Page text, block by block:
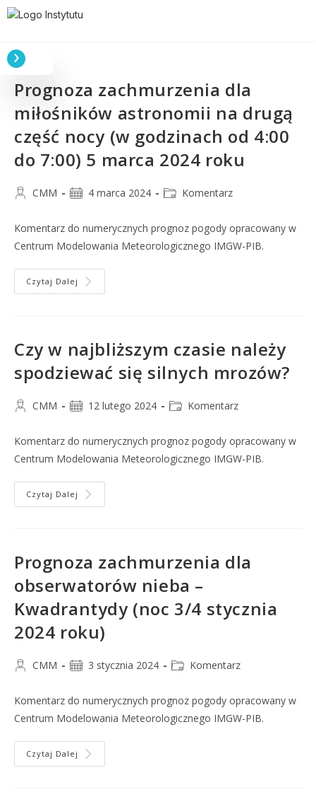
Prognoza zachmurzenia dla
miłośników astronomii na drugą
część nocy (w godzinach od 4:00
do 7:00) 5 marca 2024 roku
CMM 4 marca 2024 Komentarz
Komentarz do numerycznych prognoz pogody opracowany w
Centrum Modelowania Meteorologicznego IMGW-PIB.
Czytaj Dalej
Czy w najbliższym czasie należy
spodziewać się silnych mrozów?
CMM 12 lutego 2024 Komentarz
Komentarz do numerycznych prognoz pogody opracowany w
Centrum Modelowania Meteorologicznego IMGW-PIB.
Czytaj Dalej
Prognoza zachmurzenia dla
obserwatorów nieba –
Kwadrantydy (noc 3/4 stycznia
2024 roku)
CMM 3 stycznia 2024 Komentarz
Komentarz do numerycznych prognoz pogody opracowany w
Centrum Modelowania Meteorologicznego IMGW-PIB.
Czytaj Dalej